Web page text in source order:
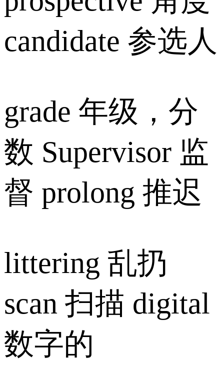
candidate 参选人
grade 年级，分
数 Supervisor 监
督 prolong 推迟
littering 乱扔
scan 扫描 digital
数字的